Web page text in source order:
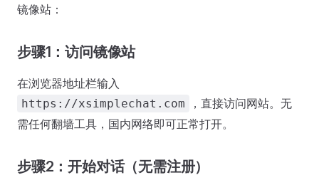
镜像站：
步骤1：访问镜像站
在浏览器地址栏输入
https://xsimplechat.com
，直接访问网站。无
需任何翻墙工具，国内网络即可正常打开。
步骤2：开始对话（无需注册）